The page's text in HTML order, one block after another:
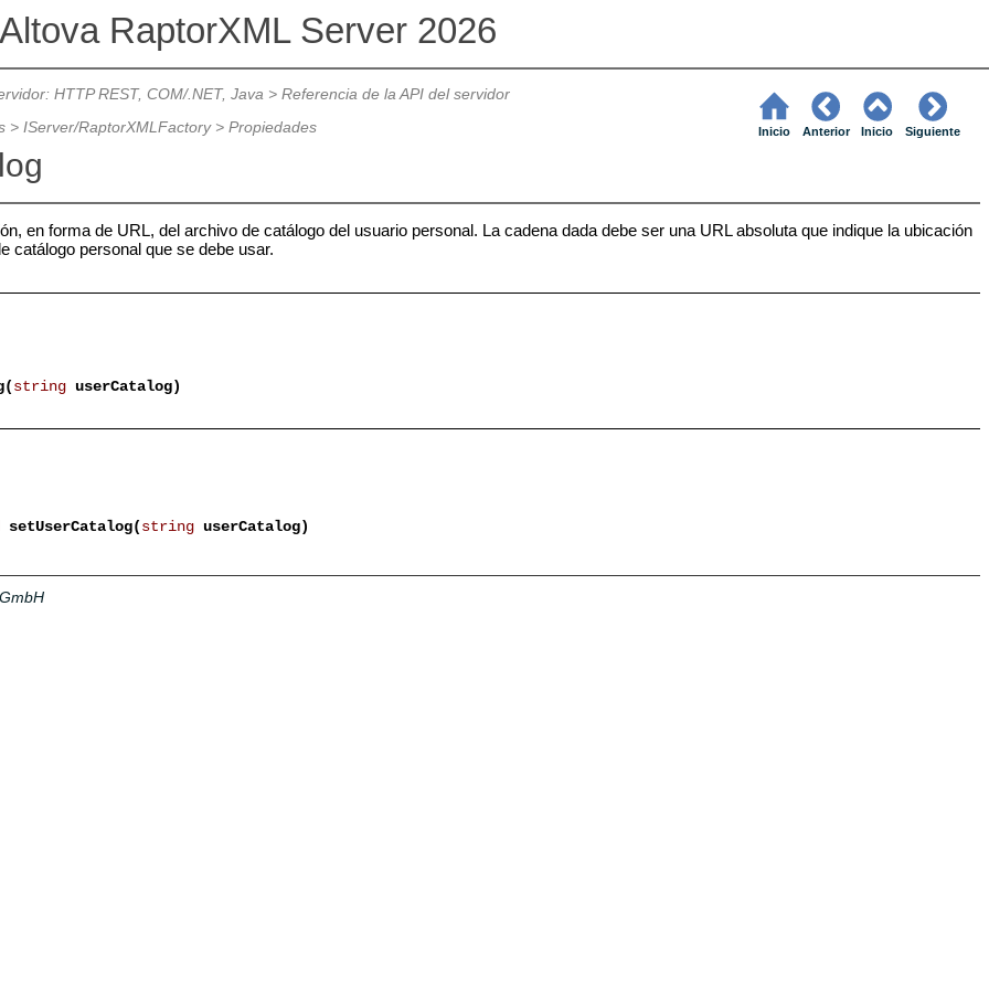
Altova RaptorXML Server 2026
HTTP REST, COM/.NET, Java> Referencia de la API del servidor
> IServer/RaptorXMLFactory> Propiedades Inicio Anterior Inicio Siguiente
en forma de URL, del archivo de catálogo del usuario personal. La cadena dada debe ser una URL absoluta que indique la ubicación
catálogo personal que se debe usar.
stringuserCatalog)
setUserCatalog( stringuserCatalog)